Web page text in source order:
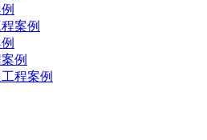
案例
例
程案例